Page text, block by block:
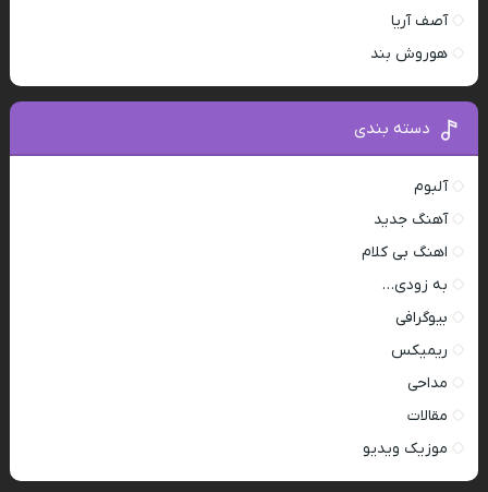
آصف آریا
هوروش بند
دسته بندی
آلبوم
آهنگ جدید
اهنگ بی کلام
به زودی…
بیوگرافی
ریمیکس
مداحی
مقالات
موزیک ویدیو